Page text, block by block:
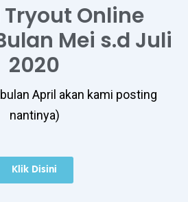
Online
Mei s.d Juli
2020
April akan kami posting
nantinya)
Klik Disini